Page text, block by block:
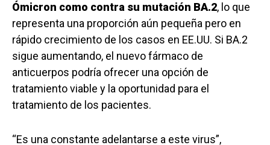
Ómicron como contra su mutación BA.2, lo que
representa una proporción aún pequeña pero en
rápido crecimiento de los casos en EE.UU. Si BA.2
sigue aumentando, el nuevo fármaco de
anticuerpos podría ofrecer una opción de
tratamiento viable y la oportunidad para el
tratamiento de los pacientes.
“Es una constante adelantarse a este virus”,